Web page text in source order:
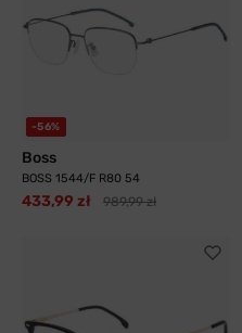
-56%
Boss
BOSS 1544/F R80 54
433,99 zł 989,99 zł